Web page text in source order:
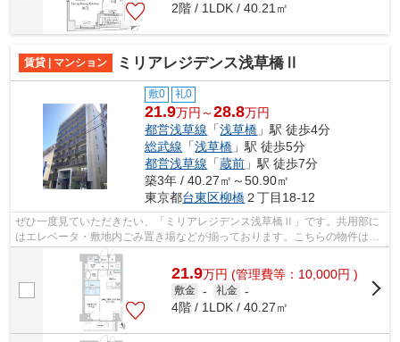
2階 / 1LDK / 40.21㎡
賃貸 | マンション ミリアレジデンス浅草橋Ⅱ
敷0 礼0
21.9万円～28.8万円
都営浅草線 「浅草橋 」駅 徒歩4分
総武線 「浅草橋 」駅 徒歩5分
都営浅草線 「蔵前 」駅 徒歩7分
築3年 / 40.27㎡～50.90㎡
東京都台東区柳橋２丁目18-12
ぜひ一度見ていただきたい、「ミリアレジデンス浅草橋Ⅱ」です。共用部に
はエレベータ・敷地内ごみ置き場などが揃っております。こちらの物件はマ
ンションです。駅から徒歩4分というの...
21.9万円 (管理費等：10,000円 )
敷金 - 礼金 -
4階 / 1LDK / 40.27㎡